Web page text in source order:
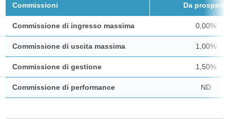
Commissioni Da prospetto
Commissione di ingresso massima 0,00%
Commissione di uscita massima 1,00%
Commissione di gestione 1,50%
Commissione di performance ND